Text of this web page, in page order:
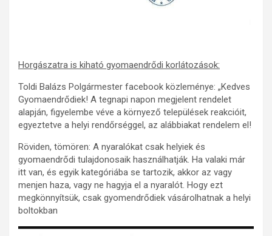
Horgászatra is kiható gyomaendrődi korlátozások:
Toldi Balázs Polgármester facebook közleménye: „Kedves
Gyomaendrődiek! A tegnapi napon megjelent rendelet
alapján, figyelembe véve a környező települések reakcióit,
egyeztetve a helyi rendőrséggel, az alábbiakat rendelem el!
Röviden, tömören: A nyaralókat csak helyiek és
gyomaendrődi tulajdonosaik használhatják. Ha valaki már
itt van, és egyik kategóriába se tartozik, akkor az vagy
menjen haza, vagy ne hagyja el a nyaralót. Hogy ezt
megkönnyítsük, csak gyomendrődiek vásárolhatnak a helyi
boltokban